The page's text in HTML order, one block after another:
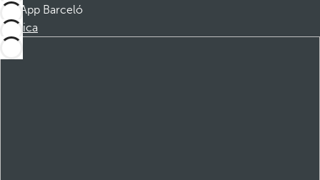
App Barceló
Scarica